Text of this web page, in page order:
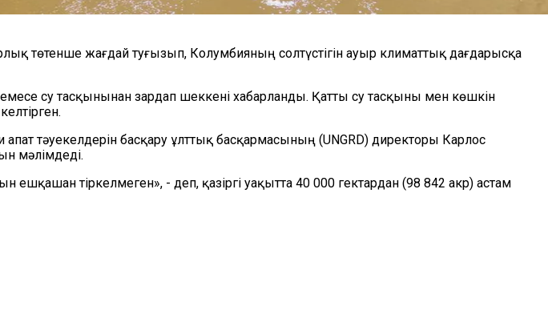
төтенше жағдай туғызып, Колумбияның солтүстігін ауыр климаттық дағдарысқа
су тасқынынан зардап шеккені хабарланды. Қатты су тасқыны мен көшкін
тәуекелдерін басқару ұлттық басқармасының (UNGRD) директоры Карлос
мәлімдеді.
тіркелмеген», - деп, қазіргі уақытта 40 000 гектардан (98 842 акр) астам